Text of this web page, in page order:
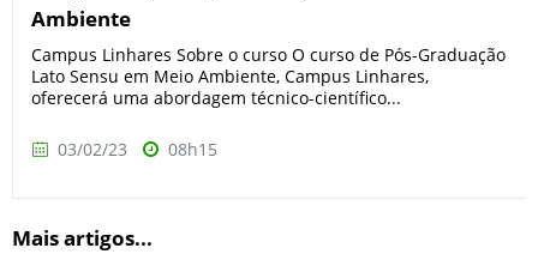
Ambiente
Campus Linhares Sobre o curso O curso de Pós-Graduação
Lato Sensu em Meio Ambiente, Campus Linhares,
oferecerá uma abordagem técnico-científico...
03/02/23 08h15
Mais artigos...